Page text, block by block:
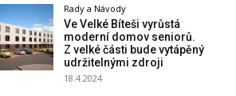
Rady a Návody
Ve Velké Bíteši vyrůstá
moderní domov seniorů.
Z velké části bude vytápěný
udržitelnými zdroji
18.4.2024